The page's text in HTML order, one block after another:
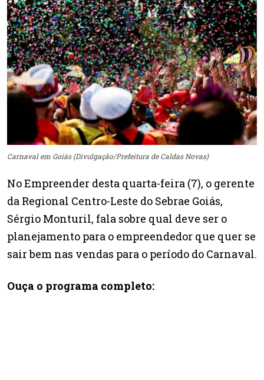
Carnaval em Goiás (Divulgação/Prefeitura de Caldas Novas)
No Empreender desta quarta-feira (7), o gerente
da Regional Centro-Leste do Sebrae Goiás,
Sérgio Monturil, fala sobre qual deve ser o
planejamento para o empreendedor que quer se
sair bem nas vendas para o período do Carnaval.
Ouça o programa completo: